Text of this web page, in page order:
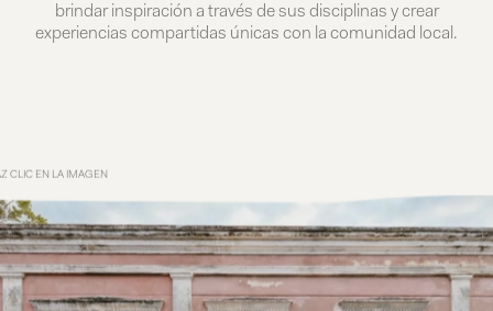
brindar inspiración a través de sus disciplinas y crear
experiencias compartidas únicas con la comunidad local.
CLIC EN LA IMAGEN